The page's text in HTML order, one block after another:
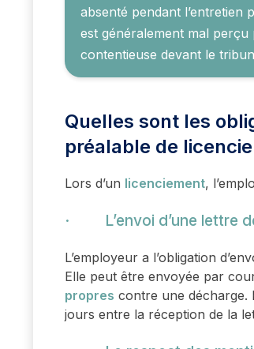
absenté pendant l’entretien
est généralement mal
contentieuse devant le
Quelles sont les
préalable de
Lors d’un licenciement,
· L’envoi d’une lettre
L’employeur a l’obligation
Elle peut être envoyée par
propres contre une décharge.
jours entre la réception de la